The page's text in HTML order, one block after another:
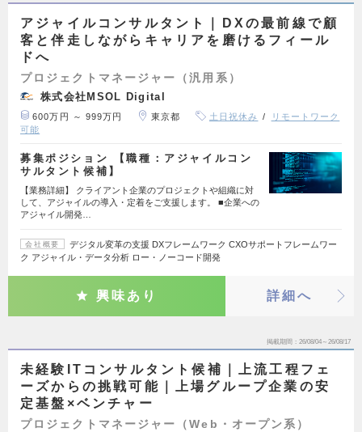
アジャイルコンサルタント｜DXの最前線で顧
客と伴走しながらキャリアを磨けるフィール
ドへ
プロジェクトマネージャー（汎用系）
株式会社MSOL Digital
600万円 ～ 999万円 東京都 土日祝休み
リモートワーク
可能
募集ポジション 【職種：アジャイルコン
サルタント候補】
【業務詳細】 クライアント企業のプロジェクトや組織に対
して、アジャイルの導入・定着をご支援します。 ■企業への
アジャイル開発…
会社概要
デジタル変革の支援 DXフレームワーク CXOサポートフレームワー
ク アジャイル・データ分析 ロー・ノーコード開発
興味あり 詳細へ
掲載期間 26/08/04～26/08/17
未経験ITコンサルタント候補｜上流工程フェ
ーズからの挑戦可能｜上場グループ企業の安
定基盤×ベンチャー
プロジェクトマネージャー（Web・オープン系）